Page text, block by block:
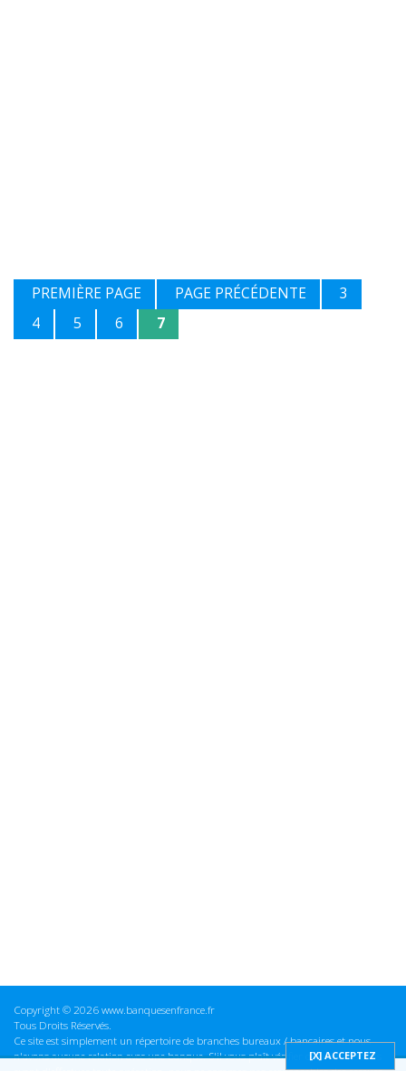
PREMIÈRE PAGE PAGE PRÉCÉDENTE
3
4
5 6 7
Copyright © 2026 www.banquesenfrance.fr
Tous Droits Réservés.
Ce site est simplement un répertoire de branches bureaux / bancaires et nous
n'avons aucune relation avec une banque. S'il vous plaît vérifier ces informations